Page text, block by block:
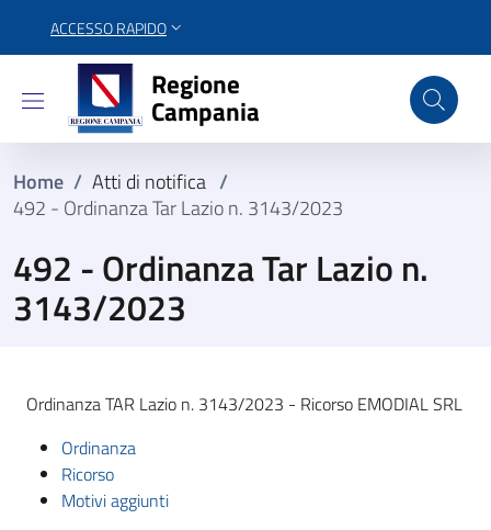
ACCESSO RAPIDO
Regione Campania
Regione
Campania
Home / Atti di notifica /
492 - Ordinanza Tar Lazio n. 3143/2023
492 - Ordinanza Tar Lazio n.
3143/2023
Ordinanza TAR Lazio n. 3143/2023 - Ricorso EMODIAL SRL
Ordinanza
Ricorso
Motivi aggiunti